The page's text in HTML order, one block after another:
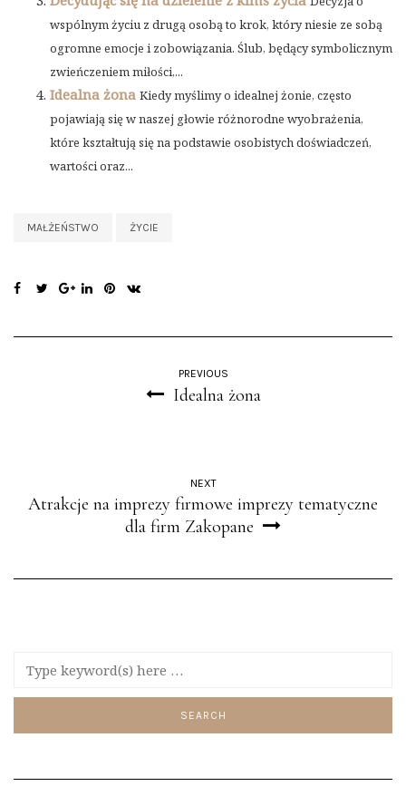
wspólnym życiu z drugą osobą to krok, który niesie ze sobą
ogromne emocje i zobowiązania. Ślub, będący symbolicznym
zwieńczeniem miłości,...
Idealna żona Kiedy myślimy o idealnej żonie, często
pojawiają się w naszej głowie różnorodne wyobrażenia,
które kształtują się na podstawie osobistych doświadczeń,
wartości oraz...
MAŁŻEŃSTWO ŻYCIE
PREVIOUS
Idealna żona
NEXT
Atrakcje na imprezy firmowe imprezy tematyczne
dla firm Zakopane